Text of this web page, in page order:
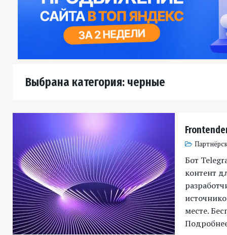
Выбрана категория: черные
Бот
контент
месте.